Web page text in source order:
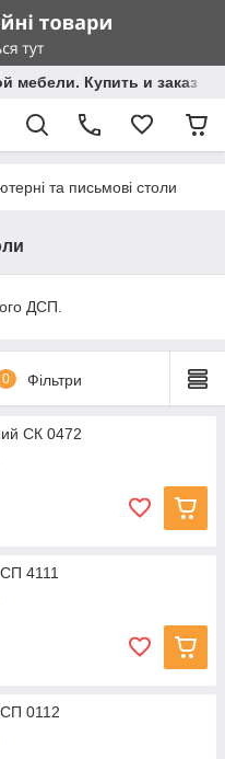
мебели. Купить и заказ
та письмові столи
ДСП.
0 Фільтри
СК 0472
4111
0112